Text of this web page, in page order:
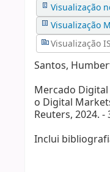
Visualização
Visualização
Visualização
Santos,
Mercado
o Digital
Reuters, 2024. -
Inclui